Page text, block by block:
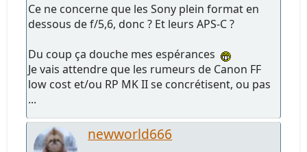
Ce ne concerne que les Sony plein format en
dessous de f/5,6, donc ? Et leurs APS-C ?
Du coup ça douche mes espérances
Je vais attendre que les rumeurs de Canon FF
low cost et/ou RP MK II se concrétisent, ou pas
...
newworld666